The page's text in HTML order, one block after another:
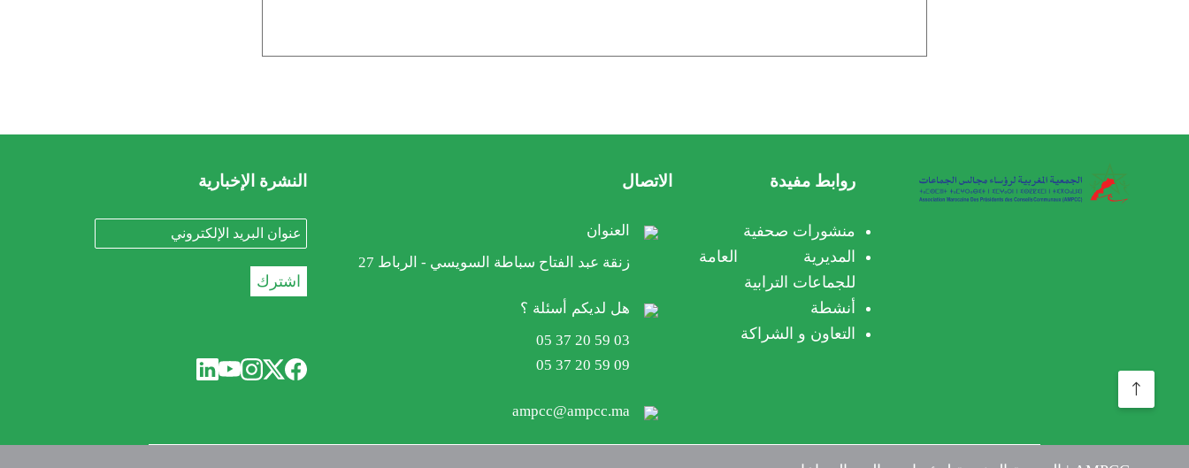
روابط مفيدة
منشورات صحفية
المديرية العامة
للجماعات الترابية
أنشطة
التعاون و الشراكة
الاتصال
العنوان
27 زنقة عبد الفتاح سباطة السويسي - الرباط
هل لديكم أسئلة ؟
05 37 20 59 03
05 37 20 59 09
ampcc@ampcc.ma
النشرة الإخبارية